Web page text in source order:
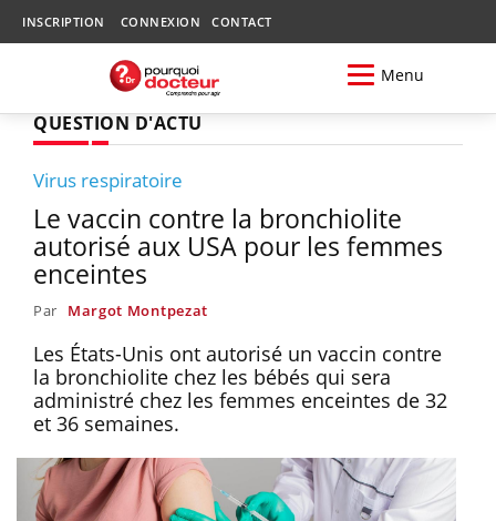
INSCRIPTION CONNEXION CONTACT
Menu
QUESTION D'ACTU
Virus respiratoire
Le vaccin contre la bronchiolite
autorisé aux USA pour les femmes
enceintes
Par Margot Montpezat
Les États-Unis ont autorisé un vaccin contre
la bronchiolite chez les bébés qui sera
administré chez les femmes enceintes de 32
et 36 semaines.